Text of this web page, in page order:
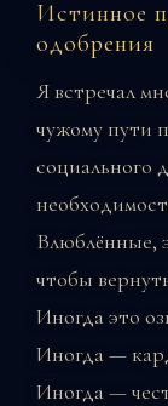
Истинное
одобрения
Я встречал
чужому пути
социального
Влюблённые,
чтобы
Иногда это
Иногда —
Иногда —